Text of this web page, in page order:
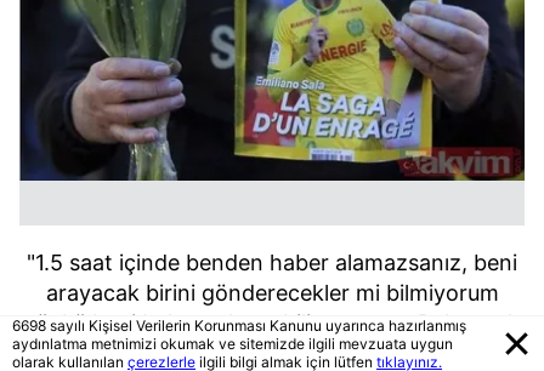
"1.5 saat içinde benden haber alamazsanız, beni
arayacak birini gönderecekler mi bilmiyorum
çünkü beni bulamazlarsa biliyorsunuz. Baba, çok
korkuyorum"
6698 sayılı Kişisel Verilerin Korunması Kanunu uyarınca hazırlanmış
aydınlatma metnimizi okumak ve sitemizde ilgili mevzuata uygun
olarak kullanılan çerezlerle ilgili bilgi almak için lütfen tıklayınız.